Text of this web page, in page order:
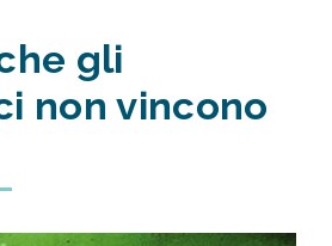
gli
non vincono